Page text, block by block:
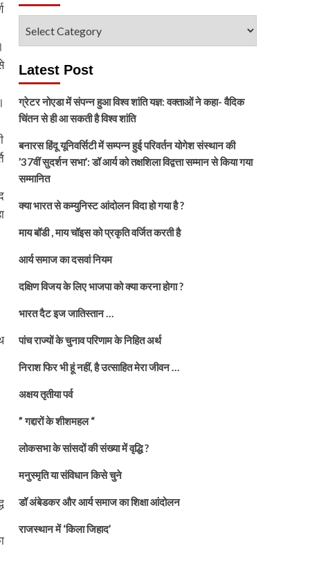
Latest Post
ग्रेटर नोएडा में संपन्न हुआ विश्व शांति यज्ञ: वक्ताओं ने कहा- वैदिक
चिंतन से ही आ सकती है विश्व शांति
बनारस हिंदू यूनिवर्सिटी में सम्पन्न हुई परिवर्तन योगेश संस्थान की
’37वीं सुदर्शन सभा’: डॉ आर्य को तक्षशिला विद्वत्ता सम्मान से किया गया
सम्मानित
क्या भारत से कम्युनिस्ट आंदोलन विदा हो गया है ?
माय बॉडी , माय चॉइस को प्रकृति वर्जित करती है
आर्य समाज का दसवां नियम
दक्षिण विजय के लिए भाजपा को क्या करना होगा ?
भारत दैट इज जातिस्तान …
पांच राज्यों के चुनाव परिणाम के निहित अर्थ
निराश फिर भी हूं नहीं, है उत्साहित मेरा जीवन …
अक्षय तृतीया पर्व
” गद्दारों के शीशमहल “
लोकसभा के सांसदों की संख्या में वृद्धि ?
मनुस्मृति या संविधान किसे चुने
डॉ अंबेडकर और आर्य समाज का शिक्षा आंदोलन
राजस्थान में ‘किला जिहाद’